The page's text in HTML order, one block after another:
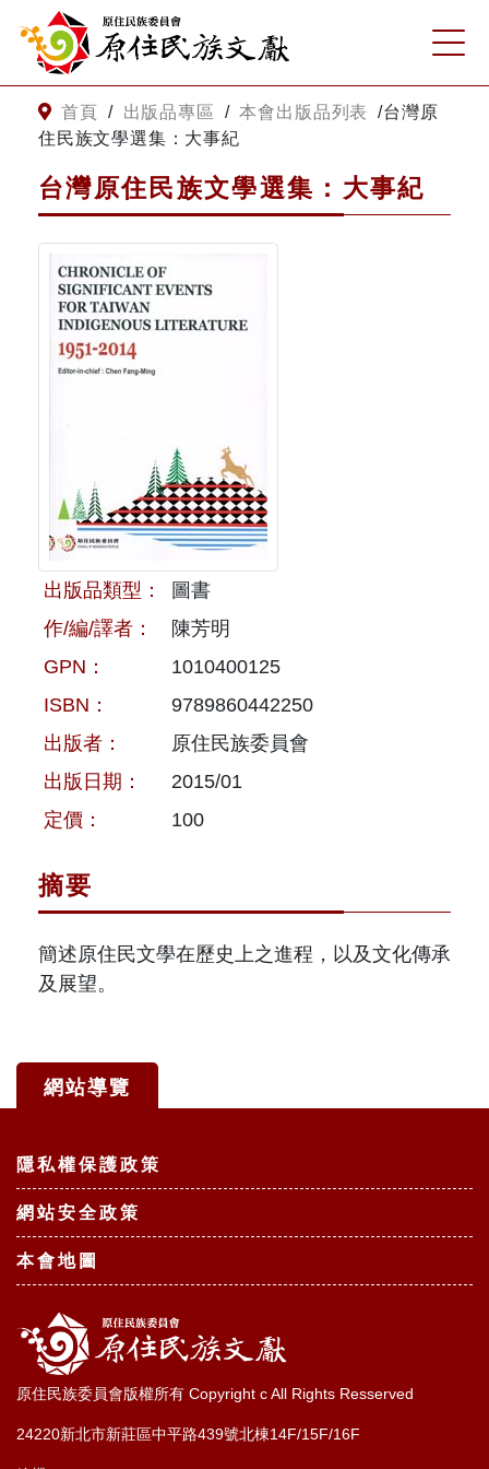
跳到主要內容
網站導覽
客服諮詢
關於原住民族文獻會
原住民族文獻會設置要點
委員介紹
最新消息
網站訊息
徵稿訊息
出版品專區
本會出版品列表
與國史館共同出版品介紹
文獻電子期刊
本期內容
歷史期刊
訂閱電子報
徵稿說明
相關連結
首頁 / 出版品專區 / 本會出版品列表 /台灣原
住民族文學選集：大事紀
台灣原住民族文學選集：大事紀
出版品類型：
圖書
作/編/譯者：
陳芳明
GPN：
1010400125
ISBN：
9789860442250
出版者：
原住民族委員會
出版日期：
2015/01
定價：
100
摘要
簡述原住民文學在歷史上之進程，以及文化傳承
及展望。
網站導覽
隱私權保護政策
網站安全政策
本會地圖
原住民族委員會版權所有 Copyright c All Rights Resserved
24220新北市新莊區中平路439號北棟14F/15F/16F